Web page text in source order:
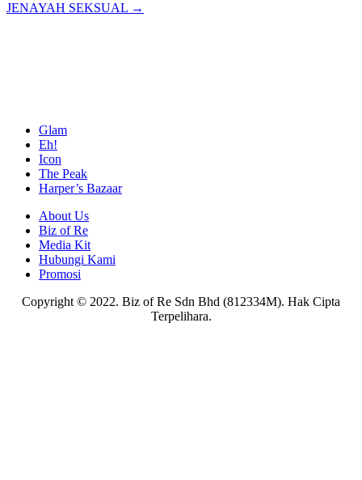
JENAYAH SEKSUAL →
Glam
Eh!
Icon
The Peak
Harper’s Bazaar
About Us
Biz of Re
Media Kit
Hubungi Kami
Promosi
Copyright © 2022. Biz of Re Sdn Bhd (812334M). Hak Cipta
Terpelihara.